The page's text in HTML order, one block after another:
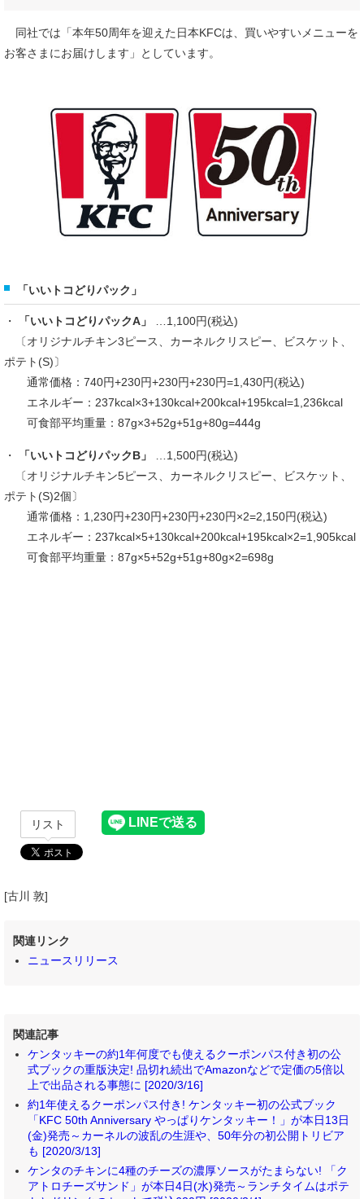
同社では「本年50周年を迎えた日本KFCは、買いやすいメニューを
お客さまにお届けします」としています。
「いいトコどりパック」
・ 「いいトコどりパックA」
…1,100円(税込)
〔オリジナルチキン3ピース、カーネルクリスピー、ビスケット、
ポテト(S)〕
通常価格：740円+230円+230円+230円=1,430円(税込)
エネルギー：237kcal×3+130kcal+200kcal+195kcal=1,236kcal
可食部平均重量：87g×3+52g+51g+80g=444g
・ 「いいトコどりパックB」
…1,500円(税込)
〔オリジナルチキン5ピース、カーネルクリスピー、ビスケット、
ポテト(S)2個〕
通常価格：1,230円+230円+230円+230円×2=2,150円(税込)
エネルギー：237kcal×5+130kcal+200kcal+195kcal×2=1,905kcal
可食部平均重量：87g×5+52g+51g+80g×2=698g
リスト
[古川 敦]
関連リンク
ニュースリリース
関連記事
ケンタッキーの約1年何度でも使えるクーポンパス付き初の公
式ブックの重版決定! 品切れ続出でAmazonなどで定価の5倍以
上で出品される事態に [2020/3/16]
約1年使えるクーポンパス付き! ケンタッキー初の公式ブック
「KFC 50th Anniversary やっぱりケンタッキー！」が本日13日
(金)発売～カーネルの波乱の生涯や、50年分の初公開トリビア
も [2020/3/13]
ケンタのチキンに4種のチーズの濃厚ソースがたまらない! 「ク
アトロチーズサンド」が本日4日(水)発売～ランチタイムはポテ